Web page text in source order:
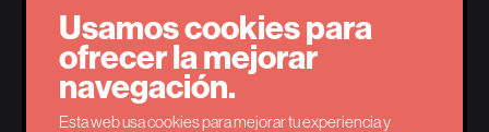
Usamos cookies para
ofrecer la mejorar
navegación.
Esta web usa cookies para mejorar tu experiencia y